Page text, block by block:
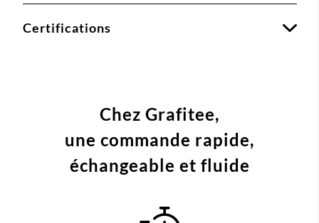
Certifications
Chez Grafitee,
une commande rapide,
échangeable et fluide